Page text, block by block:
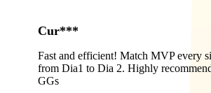
Cur***
Fast and efficient! Match MVP every
from Dia1 to Dia 2. Highly
GGs